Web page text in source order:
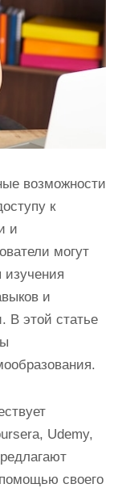
возможности
к
и
могут
изучения
и
В этой статье
Udemy,
своего